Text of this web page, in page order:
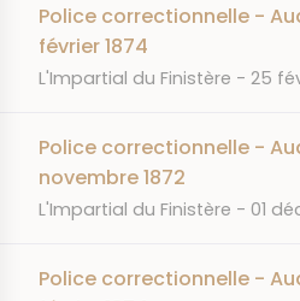
Police correctionnelle -
février 1874
JOURNAL
L'Impartial du Finistère DATE
25
Police correctionnelle -
novembre 1872
JOURNAL
L'Impartial du Finistère DATE
01
Police correctionnelle -